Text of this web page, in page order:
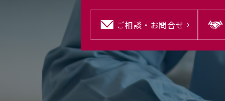
ご相談・ お問合せ